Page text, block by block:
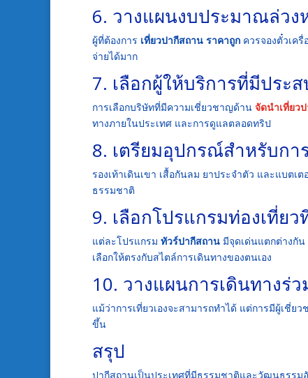
6. วางแผนงบประมาณล่วง
ผู้ที่ต้องการ เที่ยวปากีสถาน ราคาถูก ควรจองตั๋วเค
จ่ายได้มาก
7. เลือกผู้ให้บริการที่มีประ
การเลือกบริษัทที่มีความเชี่ยวชาญด้าน จัดนำเที่ยว
ทางภายในประเทศ และการดูแลตลอดทริป
8. เตรียมอุปกรณ์สำหรับกา
รองเท้าเดินเขา เสื้อกันลม ยาประจำตัว และแบตเ
ธรรมชาติ
9. เลือกโปรแกรมท่องเที่ย
แต่ละโปรแกรม ทัวร์ปากีสถาน มีจุดเด่นแตกต่างกั
เลือกให้ตรงกับสไตล์การเดินทางของตนเอง
10. วางแผนการเดินทางร่
แม้ว่าการเที่ยวเองจะสามารถทำได้ แต่การมีผู้เชี่
ขึ้น
สรุป
ปากีสถานเป็นประเทศที่มีธรรมชาติและวัฒนธรรม